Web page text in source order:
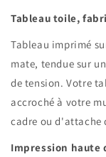
Tableau toile,
Tableau imprimé
mate, tendue sur
de tension. Votre
accroché à votre
cadre ou d'attache
Impression haute